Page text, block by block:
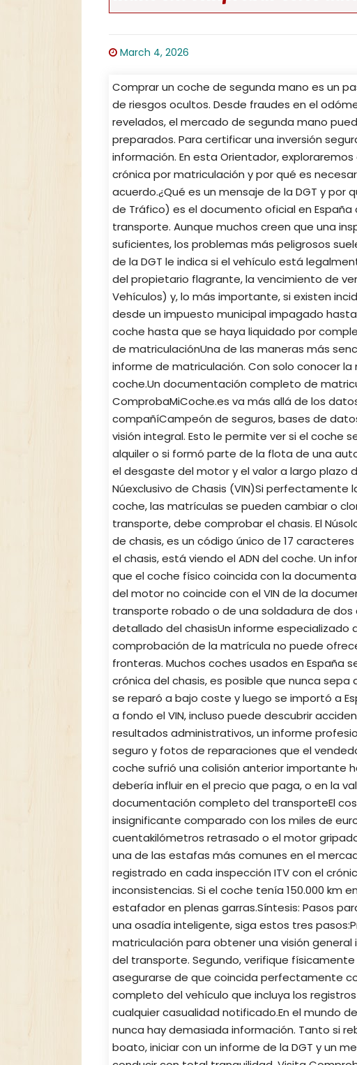
March 4, 2026
Comprar un coche de segunda mano es un
de riesgos ocultos. Desde fraudes en el
revelados, el mercado de segunda mano
preparados. Para certificar una inversión
información. En esta Orientador,
crónica por matriculación y por qué es
acuerdo.¿Qué es un mensaje de la DGT y por
de Tráfico) es el documento oficial en
transporte. Aunque muchos creen que una
suficientes, los problemas más peligrosos
de la DGT le indica si el vehículo está
del propietario flagrante, la vencimiento de
Vehículos) y, lo más importante, si existen
desde un impuesto municipal impagado
coche hasta que se haya liquidado por
de matriculaciónUna de las maneras más
informe de matriculación. Con solo conocer
coche.Un documentación completo de
ComprobaMiCoche.es va más allá de los
compañíCampeón de seguros, bases de
visión integral. Esto le permite ver si el coche
alquiler o si formó parte de la flota de una
el desgaste del motor y el valor a largo plazo
Núexclusivo de Chasis (VIN)Si
coche, las matrículas se pueden cambiar o
transporte, debe comprobar el chasis. El
de chasis, es un código único de 17
el chasis, está viendo el ADN del coche. Un
que el coche físico coincida con la
del motor no coincide con el VIN de la
transporte robado o de una soldadura de
detallado del chasisUn informe especializado
comprobación de la matrícula no puede
fronteras. Muchos coches usados ​​en España
crónica del chasis, es posible que nunca
se reparó a bajo coste y luego se importó a
a fondo el VIN, incluso puede descubrir
resultados administrativos, un informe
seguro y fotos de reparaciones que el
coche sufrió una colisión anterior importante
debería influir en el precio que paga, o en la
documentación completo del transporteEl
insignificante comparado con los miles de
cuentakilómetros retrasado o el motor
una de las estafas más comunes en el
registrado en cada inspección ITV con el
inconsistencias. Si el coche tenía 150.000 km
estafador en plenas garras.Síntesis: Pasos
una osadía inteligente, siga estos tres
matriculación para obtener una visión
del transporte. Segundo, verifique
asegurarse de que coincida perfectamente
completo del vehículo que incluya los
cualquier casualidad notificado.En el mundo
nunca hay demasiada información. Tanto si
boato, iniciar con un informe de la DGT y un